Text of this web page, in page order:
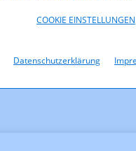
COOKIE EINSTELLUNGEN
Datenschutzerklärung
Informationen